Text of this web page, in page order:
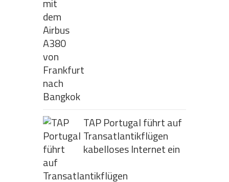
TAP Portugal führt auf
Transatlantikflügen
kabelloses Internet ein